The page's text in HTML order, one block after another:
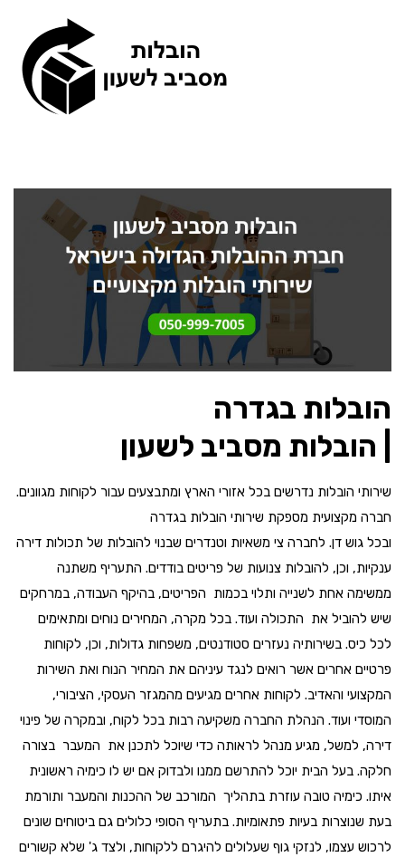
הובלות בגדרה
| הובלות מסביב לשעון
שירותי הובלות נדרשים בכל אזורי הארץ ומתבצעים עבור לקוחות מגוונים.
חברה מקצועית מספקת שירותי הובלות בגדרה
ובכל גוש דן. לחברה צי משאיות וטנדרים שבנוי להובלות של תכולות דירה
ענקיות, וכן, להובלות צנועות של פריטים בודדים. התעריף משתנה
ממשימה אחת לשנייה ותלוי בכמות הפריטים, בהיקף העבודה, במרחקים
שיש להוביל את התכולה ועוד. בכל מקרה, המחירים נוחים ומתאימים
לכל כיס. בשירותיה נעזרים סטודנטים, משפחות גדולות, וכן, לקוחות
פרטיים אחרים אשר רואים לנגד עיניהם את המחיר הנוח ואת השירות
המקצועי והאדיב. לקוחות אחרים מגיעים מהמגזר העסקי, הציבורי,
המוסדי ועוד. הנהלת החברה משקיעה רבות בכל לקוח, ובמקרה של פינוי
דירה, למשל, מגיע מנהל לראותה כדי שיוכל לתכנן את המעבר בצורה
חלקה. בעל הבית יוכל להתרשם ממנו ולבדוק אם יש לו כימיה ראשונית
איתו. כימיה טובה עוזרת בתהליך המורכב של ההכנות והמעבר ותורמת
בעת שנוצרות בעיות פתאומיות. בתעריף הסופי כלולים גם ביטוחים שונים
לרכוש עצמו, לנזקי גוף שעלולים להיגרם ללקוחות, ולצד ג' שלא קשורים